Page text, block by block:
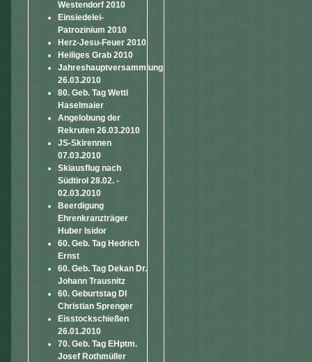
Westendorf 2010
Einsiedelei-
Patrozinium 2010
Herz-Jesu-Feuer 2010
Heiliges Grab 2010
Jahreshauptversammlung
26.03.2010
80. Geb. Tag Wetti
Haselmaier
Angelobung der
Rekruten 26.03.2010
JS-Skirennen
07.03.2010
Skiausflug nach
Südtirol 28.02. -
02.03.2010
Beerdigung
Ehrenkranzträger
Huber Isidor
60. Geb. Tag Hedrich
Ernst
60. Geb. Tag Dekan Dr.
Johann Trausnitz
60. Geburtstag DI
Christian Sprenger
Eisstockschießen
26.01.2010
70. Geb. Tag EHptm.
Josef Rothmüller